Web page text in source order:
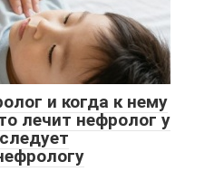
и когда к нему
лечит нефролог у